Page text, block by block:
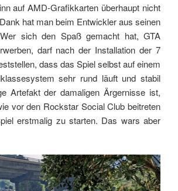
auf AMD-Grafikkarten überhaupt nicht
hat man beim Entwickler aus seinen
sich den Spaß gemacht hat, GTA
darf nach der Installation der 7
dass das Spiel selbst auf einem
sehr rund läuft und stabil
Artefakt der damaligen Ärgernisse ist,
vor den Rockstar Social Club beitreten
erstmalig zu starten. Das wars aber